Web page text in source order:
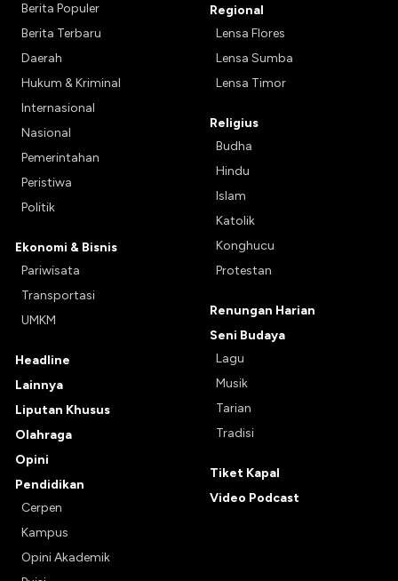
Berita Populer
Berita Terbaru
Daerah
Hukum & Kriminal
Internasional
Nasional
Pemerintahan
Peristiwa
Politik
Ekonomi & Bisnis
Pariwisata
Transportasi
UMKM
Headline
Lainnya
Liputan Khusus
Olahraga
Opini
Pendidikan
Cerpen
Kampus
Opini Akademik
Regional
Lensa Flores
Lensa Sumba
Lensa Timor
Religius
Budha
Hindu
Islam
Katolik
Konghucu
Protestan
Renungan Harian
Seni Budaya
Lagu
Musik
Tarian
Tradisi
Tiket Kapal
Video Podcast